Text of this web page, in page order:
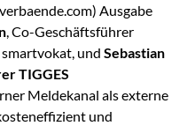
Ausgabe
, Co-Geschäftsführer
und Sebastian
TIGGES
Meldekanal als externe
und